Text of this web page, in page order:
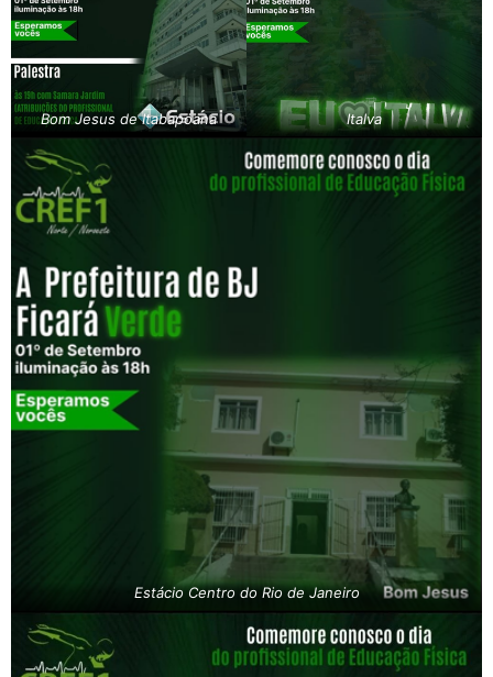
Bom Jesus de Itabapoana​ Italva​
Estácio Centro do Rio de Janeiro​